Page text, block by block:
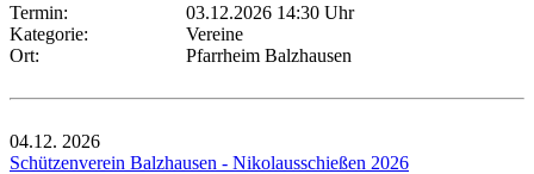
Termin:
03.12.2026 14:30 Uhr
Kategorie:
Vereine
Ort:
Pfarrheim Balzhausen
04.12. 2026
Schützenverein Balzhausen - Nikolausschießen 2026